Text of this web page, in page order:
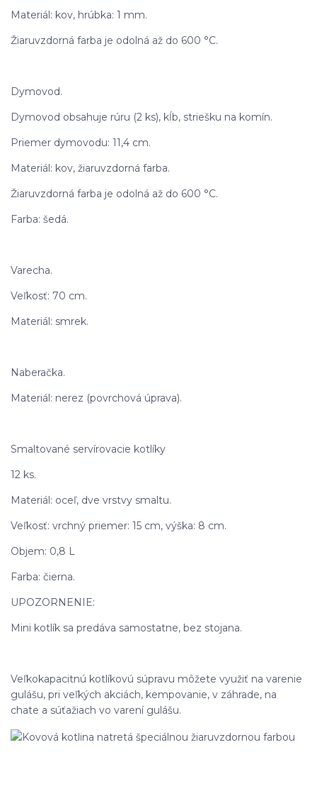
Materiál: kov, hrúbka: 1 mm.
Žiaruvzdorná farba je odolná až do 600 °C.
Dymovod.
Dymovod obsahuje rúru (2 ks), kĺb, striešku na komín.
Priemer dymovodu: 11,4 cm.
Materiál: kov, žiaruvzdorná farba.
Žiaruvzdorná farba je odolná až do 600 °C.
Farba: šedá.
Varecha.
Veľkosť: 70 cm.
Materiál: smrek.
Naberačka.
Materiál: nerez (povrchová úprava).
Smaltované servírovacie kotlíky
12 ks.
Materiál: oceľ, dve vrstvy smaltu.
Veľkosť: vrchný priemer: 15 cm, výška: 8 cm.
Objem: 0,8 L
Farba: čierna.
UPOZORNENIE:
Mini kotlík sa predáva samostatne, bez stojana.
Veľkokapacitnú kotlíkovú súpravu môžete využiť na varenie
gulášu, pri veľkých akciách, kempovanie, v záhrade, na
chate a súťažiach vo varení gulášu.